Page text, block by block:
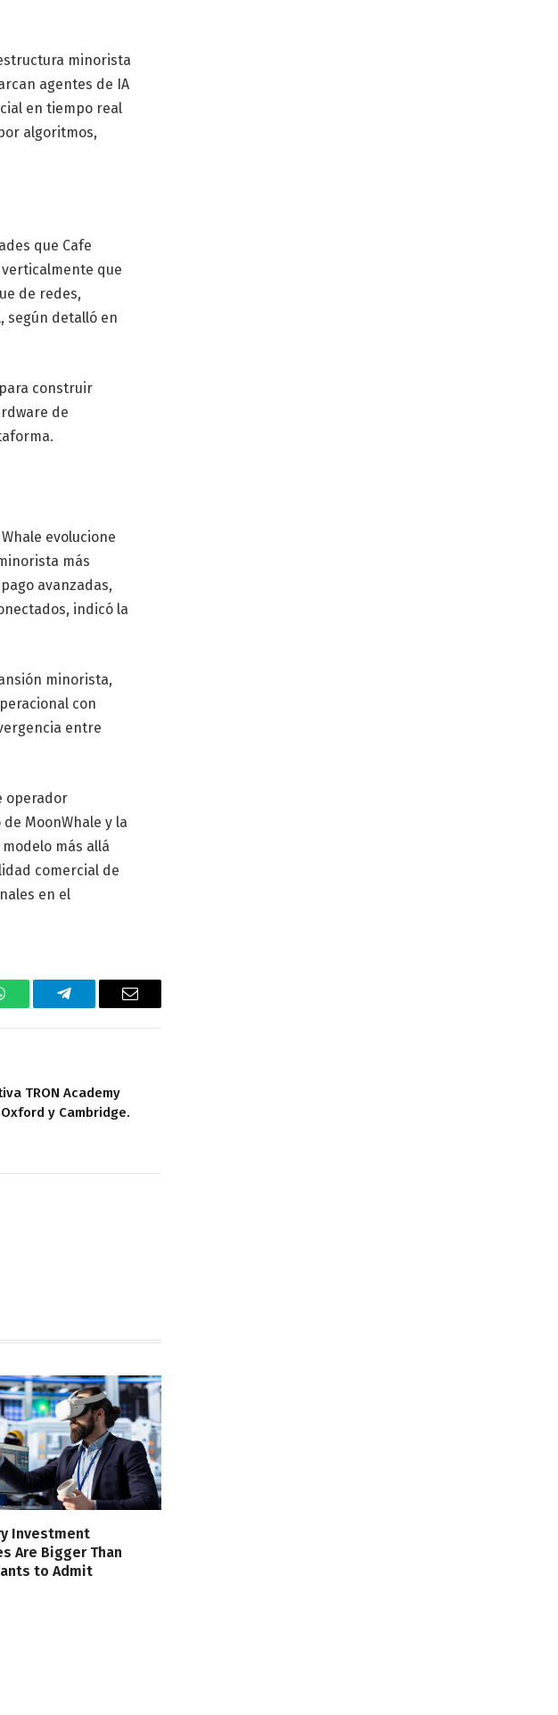
minorista
agentes de IA
en tiempo real
algoritmos,
que Cafe
que
de redes,
según detalló en
construir
de
evolucione
más
avanzadas,
indicó la
minorista,
con
entre
operador
MoonWhale y la
más allá
comercial de
en el
Telegram Email
TRON Academy
y Cambridge.
Investment
Are Bigger Than
to Admit